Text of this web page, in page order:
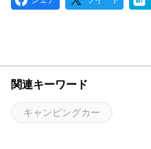
関連キーワード
キャンピングカー